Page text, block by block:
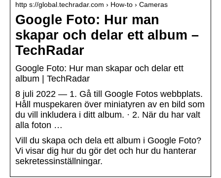
http s://global.techradar.com › How-to › Cameras
Google Foto: Hur man
skapar och delar ett album –
TechRadar
Google Foto: Hur man skapar och delar ett
album | TechRadar
8 juli 2022 — 1. Gå till Google Fotos webbplats.
Håll muspekaren över miniatyren av en bild som
du vill inkludera i ditt album. · 2. När du har valt
alla foton …
Vill du skapa och dela ett album i Google Foto?
Vi visar dig hur du gör det och hur du hanterar
sekretessinställningar.